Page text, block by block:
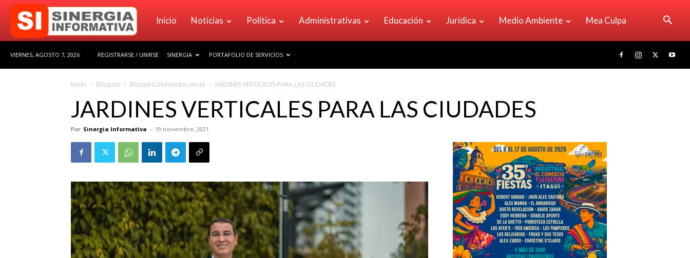
Sinergia
Inicio Noticias Política Administrativas Educación Jurídica Medio Ambiente Mea Culpa
VIERNES, AGOSTO 7, 2026 REGISTRARSE / UNIRSE SINERGIA PORTAFOLIO DE SERVICIOS
Inicio Bloques Bloque Columnistas Inicio JARDINES VERTICALES PARA LAS CIUDADES
JARDINES VERTICALES PARA LAS CIUDADES
Por Sinergia Informativa - 19 noviembre, 2021